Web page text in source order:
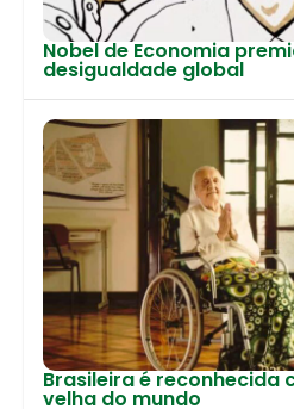
Nobel de Economia
desigualdade global
Brasileira é reconhecida
velha do mundo